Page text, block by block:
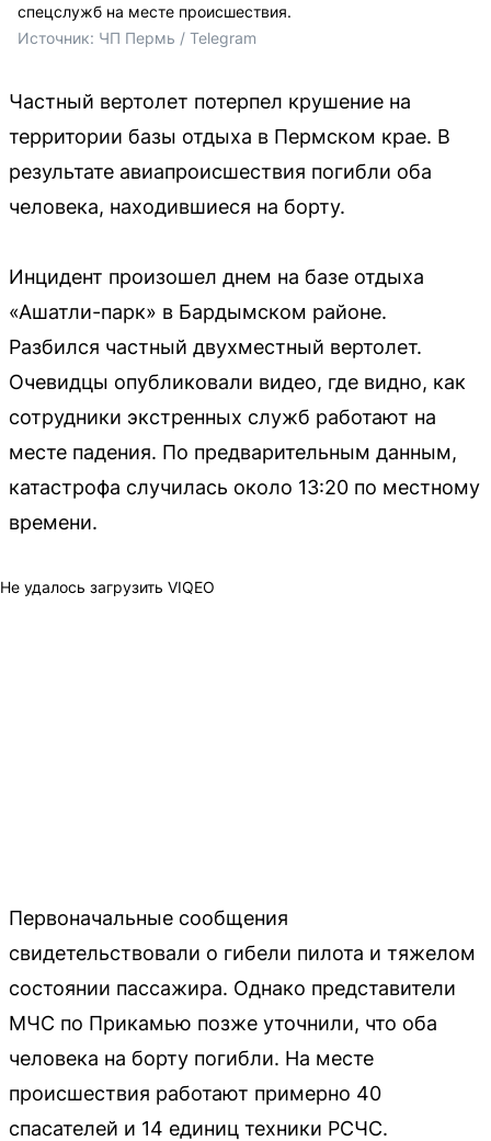
спецслужб на месте происшествия.
Источник: ЧП Пермь / Telegram
Частный вертолет потерпел крушение на
территории базы отдыха в Пермском крае. В
результате авиапроисшествия погибли оба
человека, находившиеся на борту.
Инцидент произошел днем на базе отдыха
«Ашатли-парк» в Бардымском районе.
Разбился частный двухместный вертолет.
Очевидцы опубликовали видео, где видно, как
сотрудники экстренных служб работают на
месте падения. По предварительным данным,
катастрофа случилась около 13:20 по местному
времени.
Не удалось загрузить VIQEO
Первоначальные сообщения
свидетельствовали о гибели пилота и тяжелом
состоянии пассажира. Однако представители
МЧС по Прикамью позже уточнили, что оба
человека на борту погибли. На месте
происшествия работают примерно 40
спасателей и 14 единиц техники РСЧС.